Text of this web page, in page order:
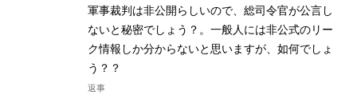
軍事裁判は非公開らしいので、総司令官が公言し
ないと秘密でしょう？。一般人には非公式のリー
ク情報しか分からないと思いますが、如何でしょ
う？？
返事